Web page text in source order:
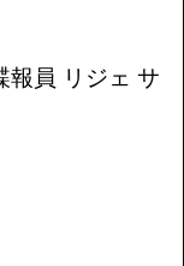
報員 リジェ サ